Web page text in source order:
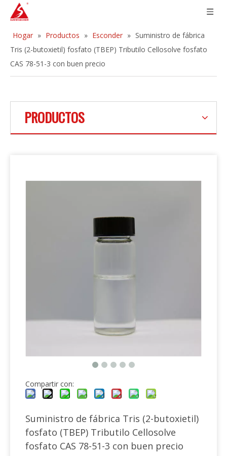
Hogar » Productos » Esconder » Suministro de fábrica
Tris (2-butoxietil) fosfato (TBEP) Tributilo Cellosolve fosfato
CAS 78-51-3 con buen precio
PRODUCTOS
Compartir con:
Suministro de fábrica Tris (2-butoxietil)
fosfato (TBEP) Tributilo Cellosolve
fosfato CAS 78-51-3 con buen precio